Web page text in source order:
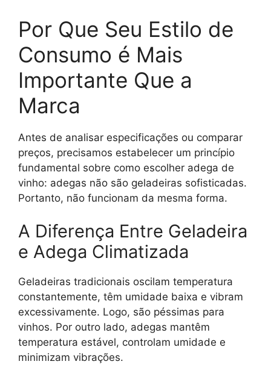
Por Que Seu Estilo de
Consumo é Mais
Importante Que a
Marca
Antes de analisar especificações ou comparar
preços, precisamos estabelecer um princípio
fundamental sobre como escolher adega de
vinho: adegas não são geladeiras sofisticadas.
Portanto, não funcionam da mesma forma.
A Diferença Entre Geladeira
e Adega Climatizada
Geladeiras tradicionais oscilam temperatura
constantemente, têm umidade baixa e vibram
excessivamente. Logo, são péssimas para
vinhos. Por outro lado, adegas mantêm
temperatura estável, controlam umidade e
minimizam vibrações.